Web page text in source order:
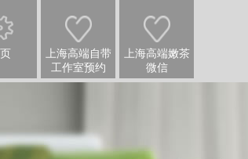
上海高端自带
工作室预约
上海高端嫩茶
微信